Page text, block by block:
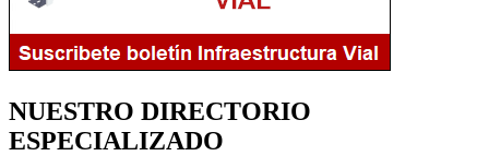
NUESTRO DIRECTORIO
ESPECIALIZADO